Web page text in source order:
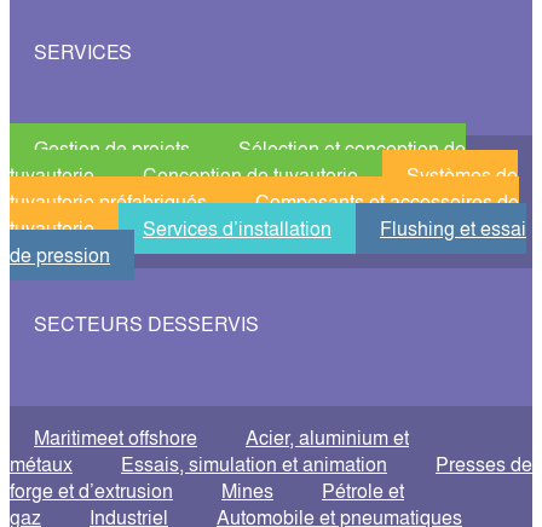
SERVICES
Gestion de projets
Sélection et conception de
tuyauterie
Conception de tuyauterie
Systèmes de
tuyauterie préfabriqués
Composants et accessoires de
tuyauterie
Services d’installation
Flushing et essai
de pression
SECTEURS DESSERVIS
Maritimeet offshore
Acier, aluminium et
métaux
Essais, simulation et animation
Presses de
forge et d’extrusion
Mines
Pétrole et
gaz
Industriel Automobile et pneumatiques